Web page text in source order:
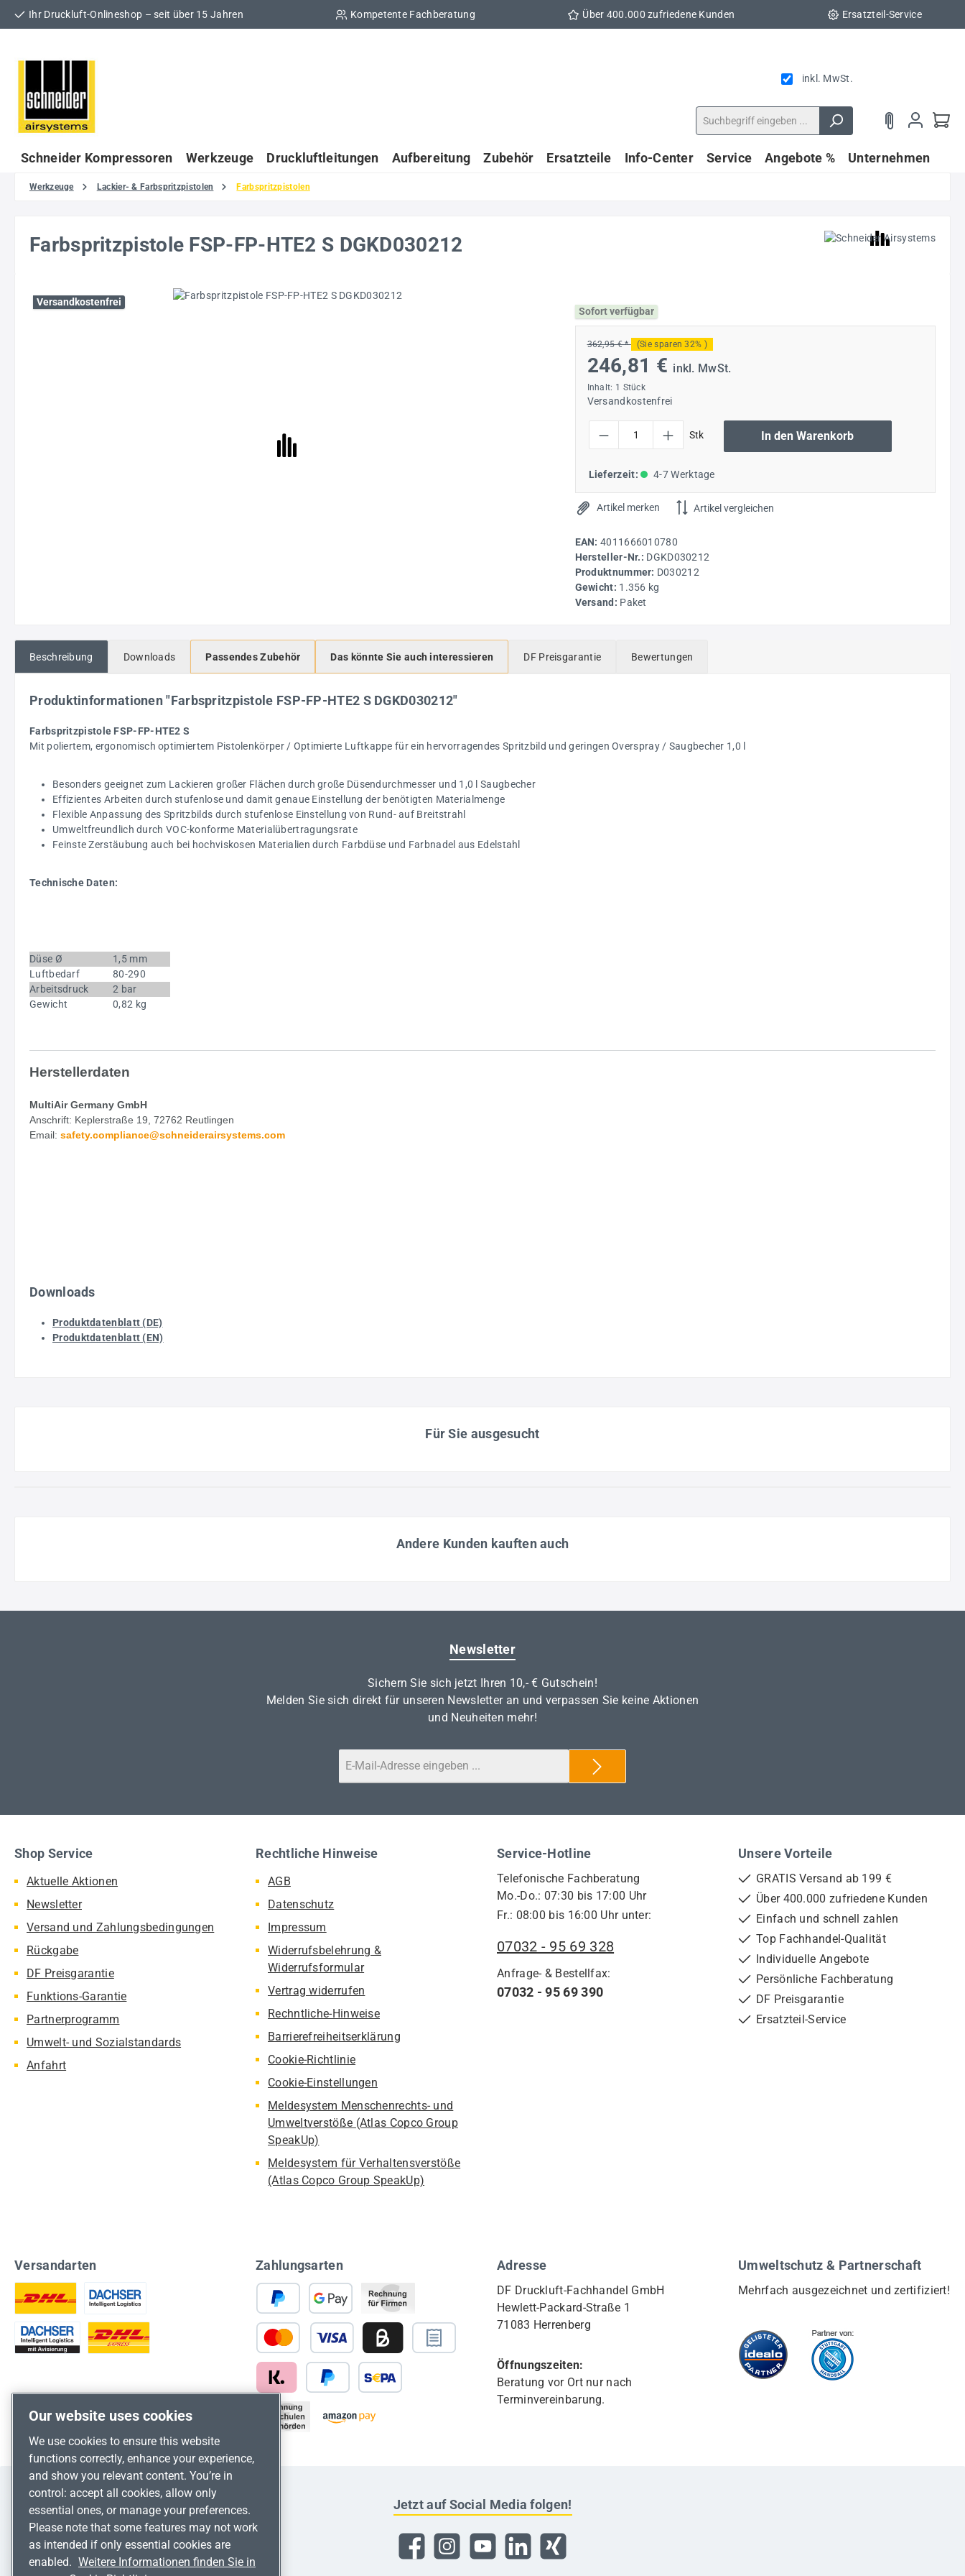
Hauptinhalt springen
Zur Suche springen
Zur Hauptnavigation springen
Ihr Druckluft-Onlineshop – seit über 15 Jahren Kompetente Fachberatung Über 400.000 zufriedene Kunden Ersatzteil-Service
inkl. MwSt.
Schneider Kompressoren Werkzeuge Druckluftleitungen Aufbereitung Zubehör Ersatzteile Info-Center Service Angebote % Unternehmen
Werkzeuge Lackier- & Farbspritzpistolen Farbspritzpistolen
Farbspritzpistole FSP-FP-HTE2 S DGKD030212
Bildergalerie überspringen
Versandkostenfrei
Sofort verfügbar
362,95 € * (Sie sparen 32% )
246,81 € inkl. MwSt.
Inhalt: 1 Stück
Versandkostenfrei
Stk In den Warenkorb
Lieferzeit: 4-7 Werktage
Artikel merken Artikel vergleichen
EAN: 4011666010780
Hersteller-Nr.: DGKD030212
Produktnummer: D030212
Gewicht: 1.356 kg
Versand: Paket
Beschreibung Downloads Passendes Zubehör Das könnte Sie auch interessieren DF Preisgarantie Bewertungen
Produktinformationen "Farbspritzpistole FSP-FP-HTE2 S DGKD030212"
Farbspritzpistole FSP-FP-HTE2 S
Mit poliertem, ergonomisch optimiertem Pistolenkörper / Optimierte Luftkappe für ein hervorragendes Spritzbild und geringen Overspray / Saugbecher 1,0 l
Besonders geeignet zum Lackieren großer Flächen durch große Düsendurchmesser und 1,0 l Saugbecher
Effizientes Arbeiten durch stufenlose und damit genaue Einstellung der benötigten Materialmenge
Flexible Anpassung des Spritzbilds durch stufenlose Einstellung von Rund- auf Breitstrahl
Umweltfreundlich durch VOC-konforme Materialübertragungsrate
Feinste Zerstäubung auch bei hochviskosen Materialien durch Farbdüse und Farbnadel aus Edelstahl
Technische Daten:
Düse Ø
1,5 mm
Luftbedarf
80-290
Arbeitsdruck
2 bar
Gewicht
0,82 kg
Herstellerdaten
MultiAir Germany GmbH
Anschrift: Keplerstraße 19, 72762 Reutlingen
Email: safety.compliance@schneiderairsystems.com
Downloads
Produktdatenblatt (DE)
Produktdatenblatt (EN)
Für Sie ausgesucht
Andere Kunden kauften auch
Newsletter
Sichern Sie sich jetzt Ihren 10,- € Gutschein!
Melden Sie sich direkt für unseren Newsletter an und verpassen Sie keine Aktionen
und Neuheiten mehr!
Service-Hotline
Telefonische Fachberatung
Mo.-Do.: 07:30 bis 17:00 Uhr
Fr.: 08:00 bis 16:00 Uhr unter:
07032 - 95 69 328
Anfrage- & Bestellfax:
07032 - 95 69 390
Shop Service
Aktuelle Aktionen
Newsletter
Versand und Zahlungsbedingungen
Rückgabe
DF Preisgarantie
Funktions-Garantie
Partnerprogramm
Umwelt- und Sozialstandards
Anfahrt
Rechtliche Hinweise
AGB
Datenschutz
Impressum
Widerrufsbelehrung &
Widerrufsformular
Vertrag widerrufen
Rechntliche-Hinweise
Barrierefreiheitserklärung
Cookie-Richtlinie
Cookie-Einstellungen
Meldesystem Menschenrechts- und
Umweltverstöße (Atlas Copco Group
SpeakUp)
Meldesystem für Verhaltensverstöße
(Atlas Copco Group SpeakUp)
Unsere Vorteile
GRATIS Versand ab 199 €
Über 400.000 zufriedene Kunden
Einfach und schnell zahlen
Top Fachhandel-Qualität
Individuelle Angebote
Persönliche Fachberatung
DF Preisgarantie
Ersatzteil-Service
Versandarten Zahlungsarten Adresse
DF Druckluft-Fachhandel GmbH
Hewlett-Packard-Straße 1
71083 Herrenberg
Öffnungszeiten:
Beratung vor Ort nur nach
Terminvereinbarung.
Umweltschutz & Partnerschaft
Mehrfach ausgezeichnet und zertifiziert!
Jetzt auf Social Media folgen!
FacebookInstagramYouTubeLinkedInXing
Our website uses cookies
We use cookies to ensure this website
functions correctly, enhance your experience,
and show you relevant content. You’re in
control: accept all cookies, allow only
essential ones, or manage your preferences.
Please note that some features may not work
as intended if only essential cookies are
enabled. Weitere Informationen finden Sie in